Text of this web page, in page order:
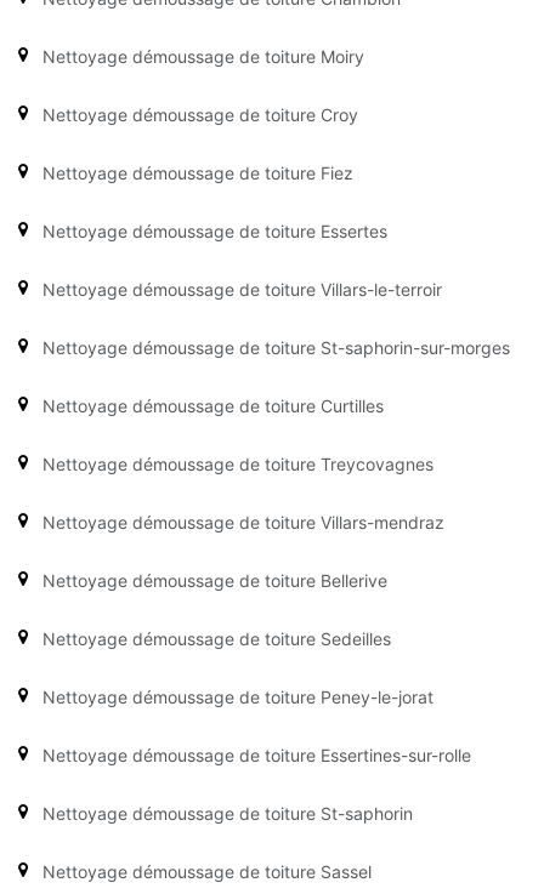
Nettoyage démoussage de toiture Moiry
Nettoyage démoussage de toiture Croy
Nettoyage démoussage de toiture Fiez
Nettoyage démoussage de toiture Essertes
Nettoyage démoussage de toiture Villars-le-terroir
Nettoyage démoussage de toiture St-saphorin-sur-morges
Nettoyage démoussage de toiture Curtilles
Nettoyage démoussage de toiture Treycovagnes
Nettoyage démoussage de toiture Villars-mendraz
Nettoyage démoussage de toiture Bellerive
Nettoyage démoussage de toiture Sedeilles
Nettoyage démoussage de toiture Peney-le-jorat
Nettoyage démoussage de toiture Essertines-sur-rolle
Nettoyage démoussage de toiture St-saphorin
Nettoyage démoussage de toiture Sassel